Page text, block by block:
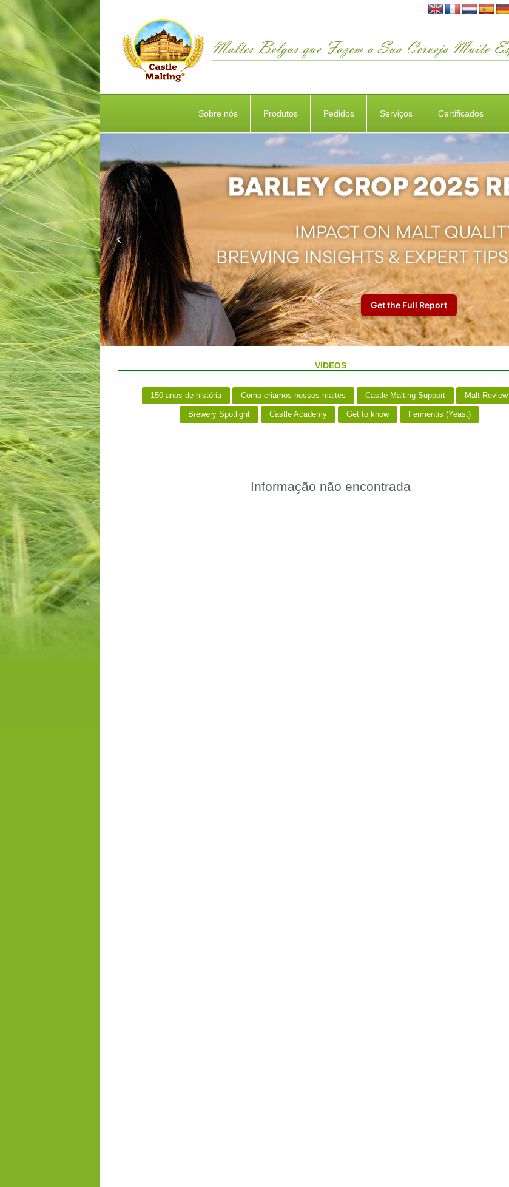
Sobre nós Produtos Pedidos Serviços Certificados
VIDEOS
150 anos de história Como criamos nossos maltes Castle Malting Support Malt Review
Brewery Spotlight Castle Academy Get to know Fermentis (Yeast)
Informação não encontrada